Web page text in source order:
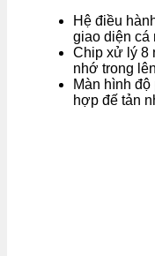
Hệ điều
giao diện cá
Chip xử lý 8
nhớ trong
Màn hình
hợp đế tản